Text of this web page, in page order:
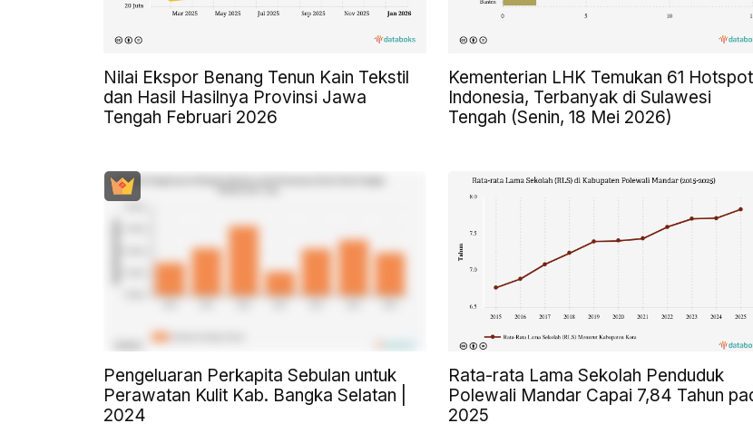
Nilai Ekspor Benang Tenun Kain Tekstil
dan Hasil Hasilnya Provinsi Jawa
Tengah Februari 2026
Kementerian LHK Temukan 61
Indonesia, Terbanyak di Sulawesi
Tengah (Senin, 18 Mei 2026)
Pengeluaran Perkapita Sebulan untuk
Perawatan Kulit Kab. Bangka Selatan |
2024
Rata-rata Lama Sekolah Penduduk
Polewali Mandar Capai 7,84 Tahun
2025